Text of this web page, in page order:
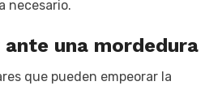
necesario.
ante una mordedura
que pueden empeorar la